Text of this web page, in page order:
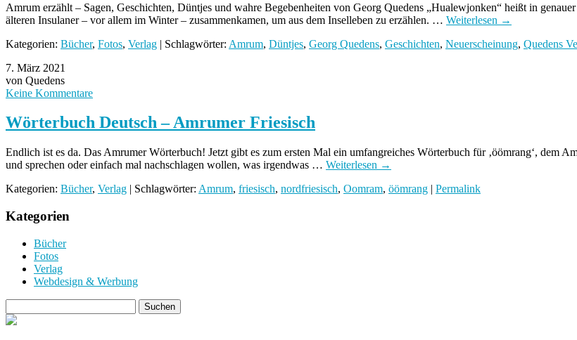
Amrum erzählt – Sagen, Geschichten, Düntjes und wahre Begebenheiten von Georg Quedens „Hualewjonken“ heißt in
älteren Insulaner – vor allem im Winter – zusammenkamen, um aus dem Inselleben zu erzählen. … Weiterlesen →
Kategorien: Bücher, Fotos, Verlag | Schlagwörter: Amrum, Düntjes, Georg Quedens, Geschichten, Neuerscheinung, Quedens
7. März 2021
von Quedens
Keine Kommentare
Wörterbuch Deutsch – Amrumer Friesisch
Endlich ist es da. Das Amrumer Wörterbuch! Jetzt gibt es zum ersten Mal ein umfangreiches Wörterbuch für ‚öömrang‘, dem
und sprechen oder einfach mal nachschlagen wollen, was irgendwas … Weiterlesen →
Kategorien: Bücher, Verlag | Schlagwörter: Amrum, friesisch, nordfriesisch, Oomram, öömrang | Permalink
Kategorien
Bücher
Fotos
Verlag
Webdesign & Werbung